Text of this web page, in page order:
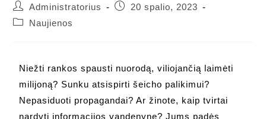
Administratorius
20 spalio, 2023
Naujienos
Niežti rankos spausti nuorodą, viliojančią laimėti
milijoną? Sunku atsispirti šeicho palikimui?
Nepasiduoti propagandai? Ar žinote, kaip tvirtai
nardyti informacijos vandenyne? Jums padės